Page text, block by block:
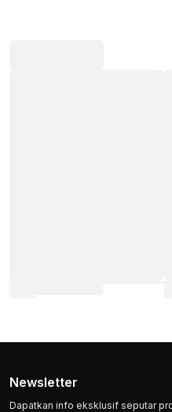
Newsletter
Dapatkan info eksklusif seputar